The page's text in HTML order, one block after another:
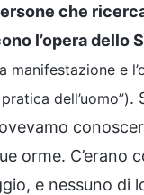
che
l’opera dello
manifestazione e
dell’uomo”).
orme. C’erano
e nessuno di